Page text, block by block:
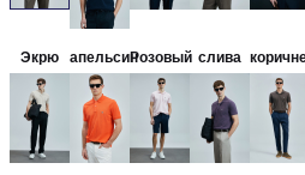
Экрю апельсинРозовый слива